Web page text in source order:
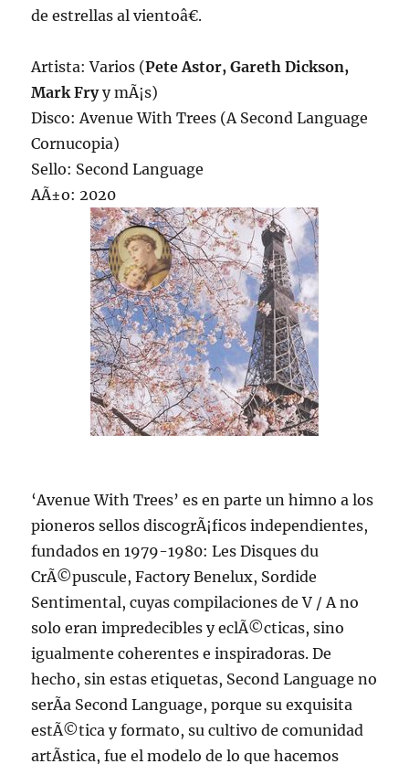
de estrellas al vientoâ€.
Artista: Varios (Pete Astor, Gareth Dickson,
Mark Fryy mÃ¡s)
Disco: Avenue With Trees (A Second Language
Cornucopia)
Sello: Second Language
AÃ±o: 2020
‘Avenue With Trees’ es en parte un himno a los
pioneros sellos discogrÃ¡ficos independientes,
fundados en 1979-1980: Les Disques du
CrÃ©puscule, Factory Benelux, Sordide
Sentimental, cuyas compilaciones de V / A no
solo eran impredecibles y eclÃ©cticas, sino
igualmente coherentes e inspiradoras. De
hecho, sin estas etiquetas, Second Language no
serÃ­a Second Language, porque su exquisita
estÃ©tica y formato, su cultivo de comunidad
artÃ­stica, fue el modelo de lo que hacemos